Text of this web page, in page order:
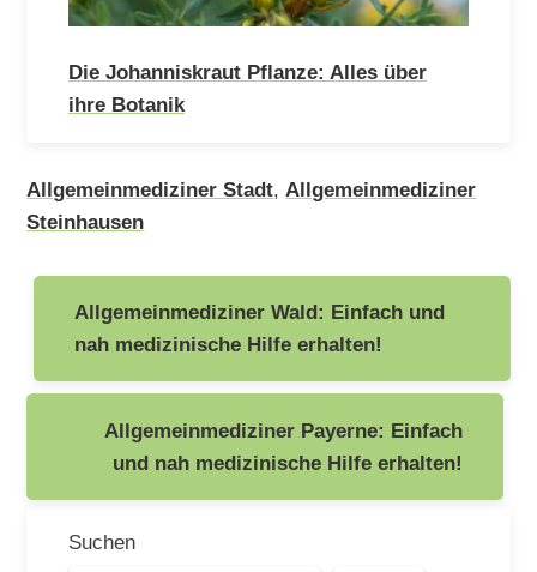
Die Johanniskraut Pflanze: Alles über
ihre Botanik
Allgemeinmediziner Stadt, Allgemeinmediziner
Steinhausen
Beitragsnavigation
Allgemeinmediziner Wald: Einfach und
nah medizinische Hilfe erhalten!
Allgemeinmediziner Payerne: Einfach
und nah medizinische Hilfe erhalten!
Suchen